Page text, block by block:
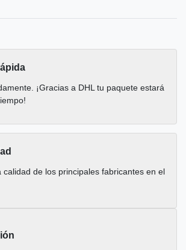
¡Gracias a DHL tu paquete estará
calidad de los principales fabricantes en el